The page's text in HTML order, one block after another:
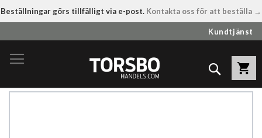
Beställningar görs tillfälligt via e-post. Kontakta oss för att beställa →
till
innehållet
Kundtjänst
Sök